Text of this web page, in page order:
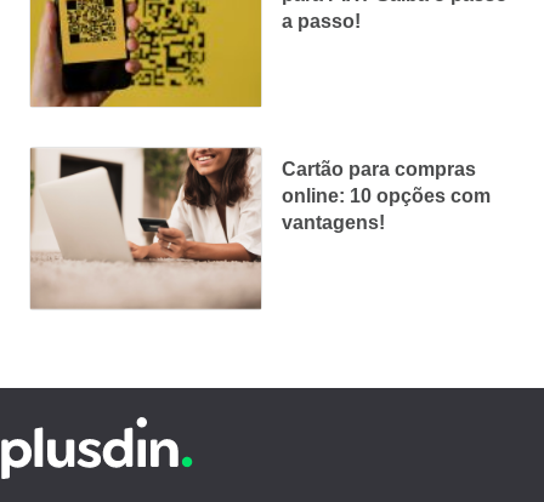
a passo!
Cartão para compras
online: 10 opções com
vantagens!